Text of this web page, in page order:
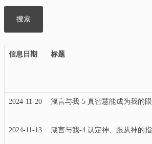
信息日期 标题
2024-11-20 箴言与我-5 真智慧能成为我的
2024-11-13 箴言与我-4 认定神、跟从神的